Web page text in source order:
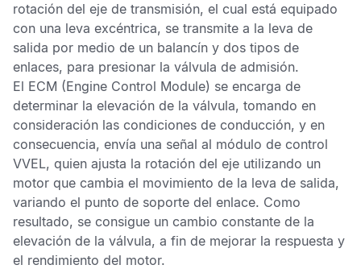
rotación del eje de transmisión, el cual está equipado
con una leva excéntrica, se transmite a la leva de
salida por medio de un balancín y dos tipos de
enlaces, para presionar la válvula de admisión.
El ECM (Engine Control Module) se encarga de
determinar la elevación de la válvula, tomando en
consideración las condiciones de conducción, y en
consecuencia, envía una señal al módulo de control
VVEL, quien ajusta la rotación del eje utilizando un
motor que cambia el movimiento de la leva de salida,
variando el punto de soporte del enlace. Como
resultado, se consigue un cambio constante de la
elevación de la válvula, a fin de mejorar la respuesta y
el rendimiento del motor.